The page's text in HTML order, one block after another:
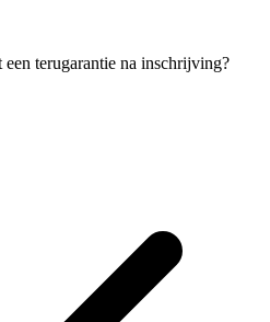
terugarantie na inschrijving?